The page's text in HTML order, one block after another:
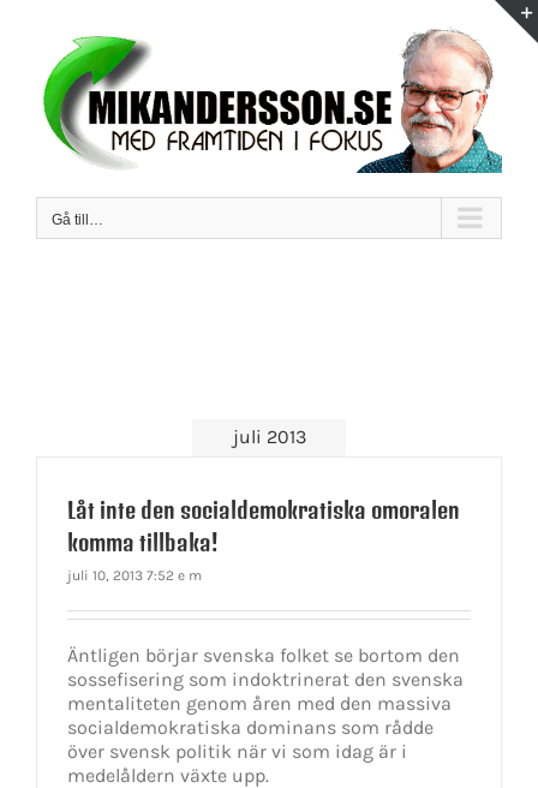
innehållet
Gå till…
juli 2013
Låt inte den socialdemokratiska omoralen
komma tillbaka!
juli 10, 2013 7:52 e m
Äntligen börjar svenska folket se bortom den
sossefisering som indoktrinerat den svenska
mentaliteten genom åren med den massiva
socialdemokratiska dominans som rådde
över svensk politik när vi som idag är i
medelåldern växte upp.